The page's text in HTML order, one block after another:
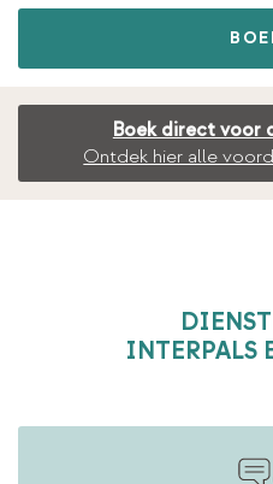
Boek direct voor
Ontdek hier alle
INTERPALS